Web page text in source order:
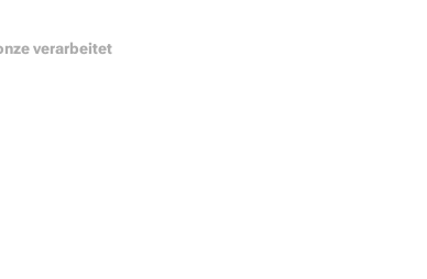
verarbeitet